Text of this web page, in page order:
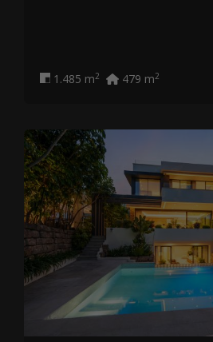
1.485 m2 479 m2